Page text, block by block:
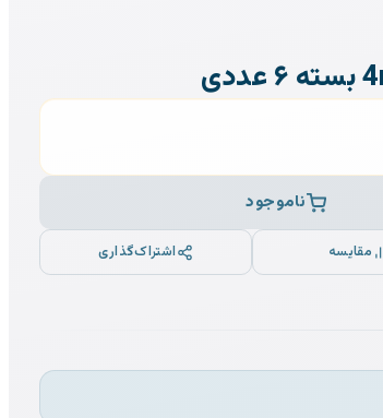
ناموجود
مقایسه اشتراک‌گذاری